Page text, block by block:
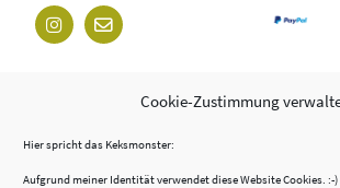
Cookie-Zustimmung
Hier spricht das Keksmonster:
Aufgrund meiner Identität verwendet diese Website Cookies. :-